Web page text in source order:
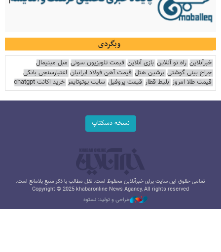
وبگردی
خبرآنلاین راه نو آنلاین بازی آنلاین قیمت تلویزیون سونی مبل مینیمال
جراح بینی گوشتی پرشین هتل قیمت آهن فولاد ایرانیان اعتبارسنجی بانکی
قیمت طلا امروز بلیط قطار قیمت پروفیل سایت یوتوتایمز خرید اکانت chatgpt
نسخه دسکتاپ
تمامی حقوق این سایت برای خبرآنلاین محفوظ است. نقل مطالب با ذکر منبع بلامانع است.
Copyright © 2025 khabaronline News Agancy, All rights reserved
طراحی و تولید: نستوه